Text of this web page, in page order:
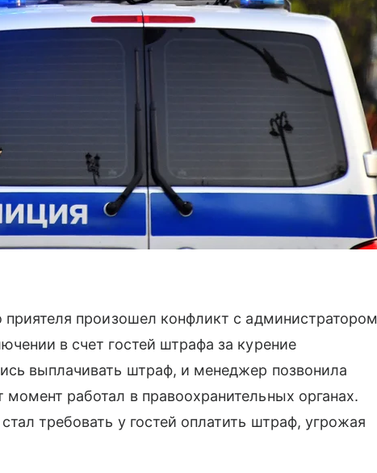
произошел конфликт с администратором
в счет гостей штрафа за курение
выплачивать штраф, и менеджер позвонила
работал в правоохранительных органах.
требовать у гостей оплатить штраф, угрожая